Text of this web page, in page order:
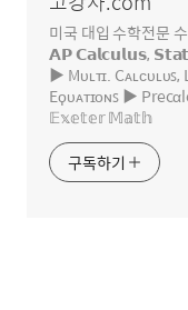
미국 대입 수학전문
𝗔𝗣 𝗖𝗮𝗹𝗰𝘂𝗹𝘂𝘀,
▶ Mᴜʟᴛɪ. Cᴀʟᴄᴜʟᴜꜱ,
Eϙᴜᴀᴛɪᴏɴꜱ ▶
𝔼𝕩𝕖𝕥𝕖𝕣 𝕄𝕒𝕥𝕙
구독하기